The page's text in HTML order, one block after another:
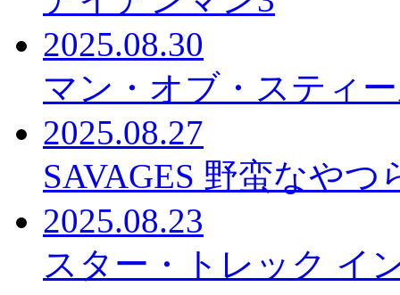
2025.08.30
マン・オブ・スティ
2025.08.27
SAVAGES 野蛮なやつ
2025.08.23
スター・トレック イ